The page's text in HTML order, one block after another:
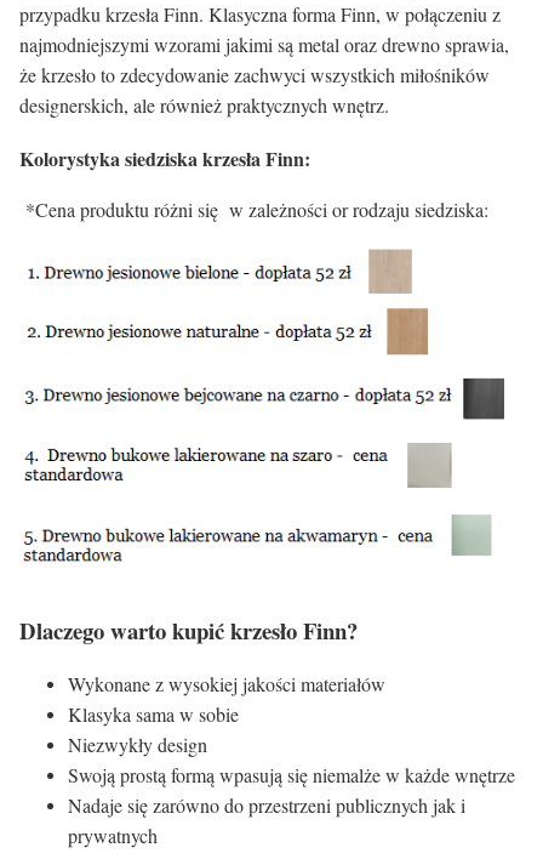
przypadku krzesła Finn. Klasyczna forma Finn, w połączeniu z
najmodniejszymi wzorami jakimi są metal oraz drewno sprawia,
że krzesło to zdecydowanie zachwyci wszystkich miłośników
designerskich, ale również praktycznych wnętrz.
Kolorystyka siedziska krzesła Finn:
*Cena produktu różni się w zależności or rodzaju siedziska:
Dlaczego warto kupić krzesło Finn?
Wykonane z wysokiej jakości materiałów
Klasyka sama w sobie
Niezwykły design
Swoją prostą formą wpasują się niemalże w każde wnętrze
Nadaje się zarówno do przestrzeni publicznych jak i
prywatnych